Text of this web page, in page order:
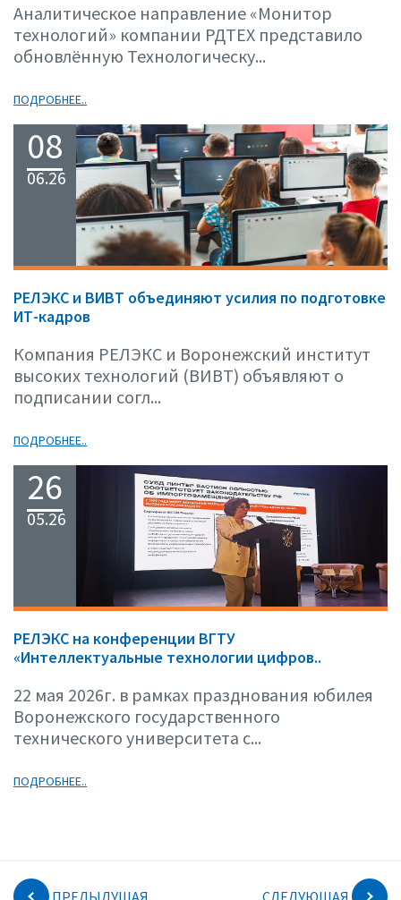
Аналитическое направление «Монитор
технологий» компании РДТЕХ представило
обновлённую Технологическу...
ПОДРОБНЕЕ..
08
06.26
РЕЛЭКС и ВИВТ объединяют усилия по подготовке
ИТ-кадров
Компания РЕЛЭКС и Воронежский институт
высоких технологий (ВИВТ) объявляют о
подписании согл...
ПОДРОБНЕЕ..
26
05.26
РЕЛЭКС на конференции ВГТУ
«Интеллектуальные технологии цифров..
22 мая 2026г. в рамках празднования юбилея
Воронежского государственного
технического университета с...
ПОДРОБНЕЕ..
ПРЕДЫДУЩАЯ СЛЕДУЮЩАЯ